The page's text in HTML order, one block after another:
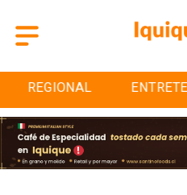
ENTRETENCIÓN